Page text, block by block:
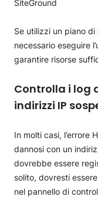
Se utilizzi un piano
necessario eseguire
garantire risorse
Controlla i log
indirizzi IP
In molti casi, l’errore
dannosi con un
dovrebbe essere
solito, dovresti
nel pannello di